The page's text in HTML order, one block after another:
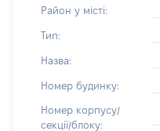
Район у місті:
Тип:
Назва:
Номер будинку:
Номер корпусу/
секції/блоку: